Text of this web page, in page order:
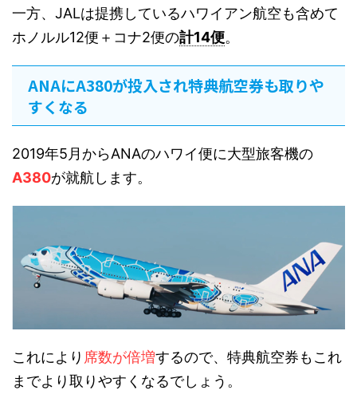
一方、JALは提携しているハワイアン航空も含めて
ホノルル12便＋コナ2便の計14便。
ANAにA380が投入され特典航空券も取りや
すくなる
2019年5月からANAのハワイ便に大型旅客機の
A380が就航します。
これにより 席数が倍増するので、特典航空券もこれ
までより取りやすくなるでしょう。